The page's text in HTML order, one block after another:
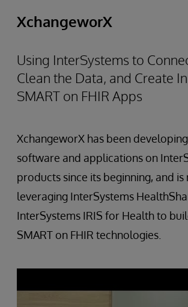
XchangeworX
Using InterSystems to
Clean the Data, and Create
SMART on FHIR Apps
XchangeworX has been
software and applications on
products since its beginning, and is
leveraging InterSystems
InterSystems IRIS for Health to
SMART on FHIR technologies.